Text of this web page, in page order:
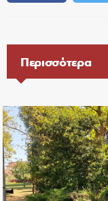
Περισσότερα